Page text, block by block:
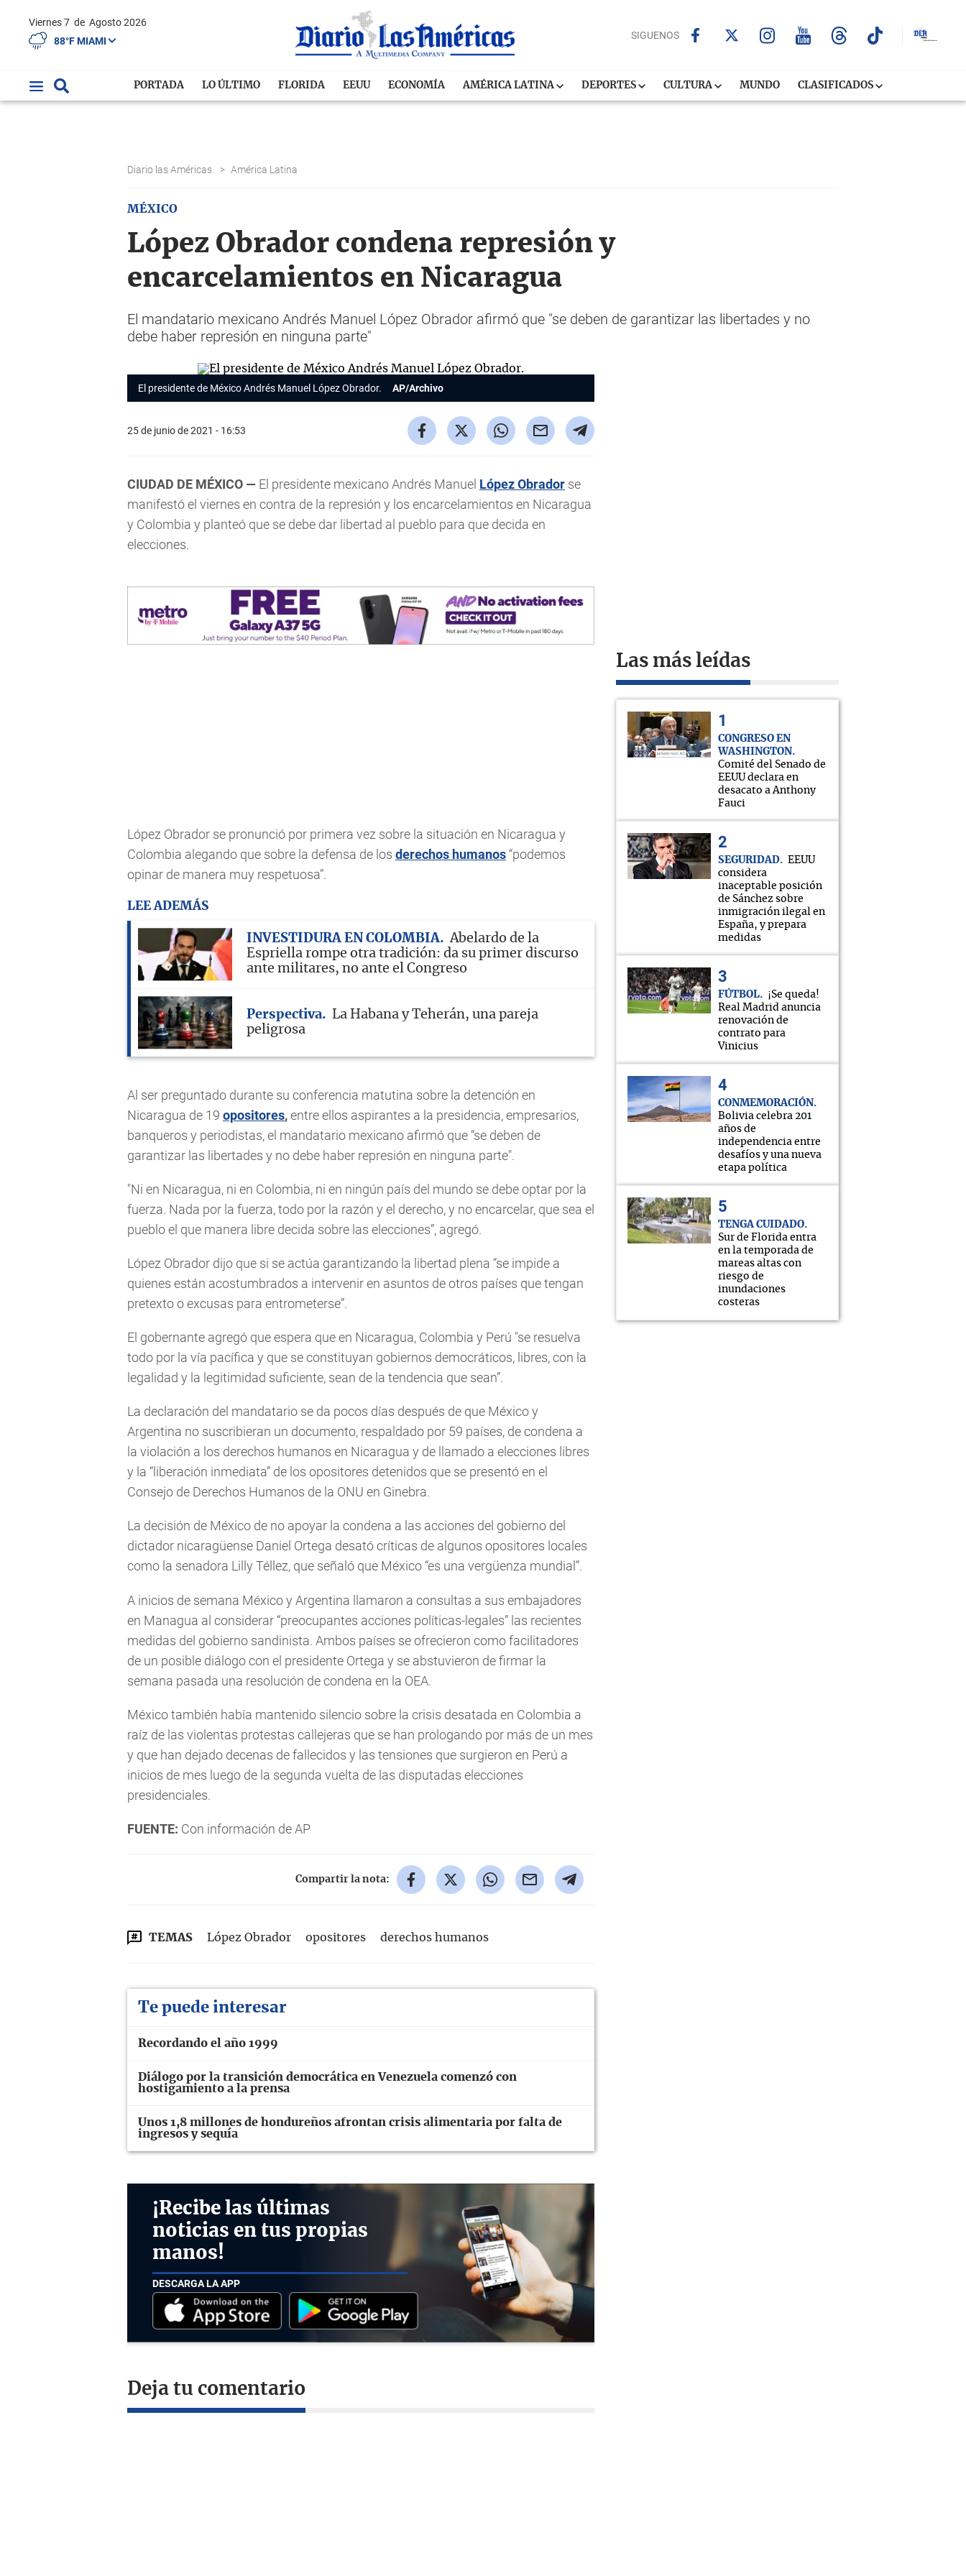
Viernes 7 de Agosto 2026
88°F MIAMI
SIGUENOS
PORTADA LO ÚLTIMO FLORIDA EEUU ECONOMÍA AMÉRICA LATINA DEPORTES CULTURA MUNDO CLASIFICADOS
Diario las Américas > América Latina
MÉXICO
López Obrador condena represión y
encarcelamientos en Nicaragua
El mandatario mexicano Andrés Manuel López Obrador afirmó que "se deben de garantizar las libertades y no
debe haber represión en ninguna parte"
El presidente de México Andrés Manuel López Obrador. AP/Archivo
25 de junio de 2021 - 16:53
CIUDAD DE MÉXICO — El presidente mexicano Andrés Manuel López Obrador se
manifestó el viernes en contra de la represión y los encarcelamientos en Nicaragua
y Colombia y planteó que se debe dar libertad al pueblo para que decida en
elecciones.
López Obrador se pronunció por primera vez sobre la situación en Nicaragua y
Colombia alegando que sobre la defensa de los derechos humanos “podemos
opinar de manera muy respetuosa”.
LEE ADEMÁS
INVESTIDURA EN COLOMBIA
Abelardo de la
Espriella rompe otra tradición: da su primer discurso
ante militares, no ante el Congreso
Perspectiva
La Habana y Teherán, una pareja
peligrosa
Al ser preguntado durante su conferencia matutina sobre la detención en
Nicaragua de 19 opositores,entre ellos aspirantes a la presidencia, empresarios,
banqueros y periodistas, el mandatario mexicano afirmó que “se deben de
garantizar las libertades y no debe haber represión en ninguna parte".
"Ni en Nicaragua, ni en Colombia, ni en ningún país del mundo se debe optar por la
fuerza. Nada por la fuerza, todo por la razón y el derecho, y no encarcelar, que sea el
pueblo el que manera libre decida sobre las elecciones”, agregó.
López Obrador dijo que si se actúa garantizando la libertad plena “se impide a
quienes están acostumbrados a intervenir en asuntos de otros países que tengan
pretexto o excusas para entrometerse”.
El gobernante agregó que espera que en Nicaragua, Colombia y Perú "se resuelva
todo por la vía pacífica y que se constituyan gobiernos democráticos, libres, con la
legalidad y la legitimidad suficiente, sean de la tendencia que sean”.
La declaración del mandatario se da pocos días después de que México y
Argentina no suscribieran un documento, respaldado por 59 países, de condena a
la violación a los derechos humanos en Nicaragua y de llamado a elecciones libres
y la “liberación inmediata” de los opositores detenidos que se presentó en el
Consejo de Derechos Humanos de la ONU en Ginebra.
La decisión de México de no apoyar la condena a las acciones del gobierno del
dictador nicaragüense Daniel Ortega desató críticas de algunos opositores locales
como la senadora Lilly Téllez, que señaló que México “es una vergüenza mundial”.
A inicios de semana México y Argentina llamaron a consultas a sus embajadores
en Managua al considerar “preocupantes acciones políticas-legales” las recientes
medidas del gobierno sandinista. Ambos países se ofrecieron como facilitadores
de un posible diálogo con el presidente Ortega y se abstuvieron de firmar la
semana pasada una resolución de condena en la OEA.
México también había mantenido silencio sobre la crisis desatada en Colombia a
raíz de las violentas protestas callejeras que se han prologando por más de un mes
y que han dejado decenas de fallecidos y las tensiones que surgieron en Perú a
inicios de mes luego de la segunda vuelta de las disputadas elecciones
presidenciales.
FUENTE: Con información de AP
Compartir la nota:
TEMAS López Obrador opositores derechos humanos
Te puede interesar
Recordando el año 1999
Diálogo por la transición democrática en Venezuela comenzó con
hostigamiento a la prensa
Unos 1,8 millones de hondureños afrontan crisis alimentaria por falta de
ingresos y sequía
¡Recibe las últimas
noticias en tus propias
manos!
DESCARGA LA APP
Deja tu comentario
Las más leídas
CONGRESO EN
WASHINGTON
Comité del Senado de
EEUU declara en
desacato a Anthony
Fauci
SEGURIDAD
EEUU
considera
inaceptable posición
de Sánchez sobre
inmigración ilegal en
España, y prepara
medidas
FÚTBOL
¡Se queda!
Real Madrid anuncia
renovación de
contrato para
Vinicius
CONMEMORACIÓN
Bolivia celebra 201
años de
independencia entre
desafíos y una nueva
etapa política
TENGA CUIDADO
Sur de Florida entra
en la temporada de
mareas altas con
riesgo de
inundaciones
costeras